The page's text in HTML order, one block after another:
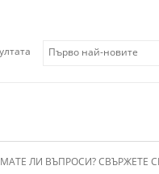
Sorted by latest
ЛИ ВЪПРОСИ? СВЪРЖЕТЕ